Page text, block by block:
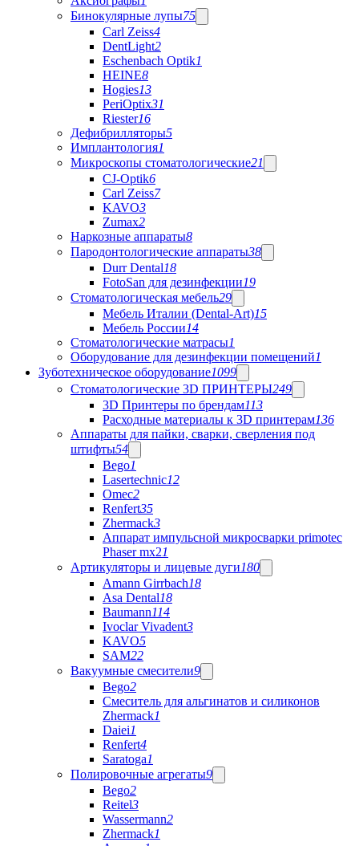
Бинокулярные лупы75
Carl Zeiss4
DentLight2
Eschenbach Optik1
HEINE8
Hogies13
PeriOptix31
Riester16
Дефибрилляторы5
Имплантология1
Микроскопы стоматологические21
CJ-Optik6
Carl Zeiss7
KAVO3
Zumax2
Наркозные аппараты8
Пародонтологические аппараты38
Durr Dental18
FotoSan для дезинфекции19
Стоматологическая мебель29
Мебель Италии (Dental-Art)15
Мебель России14
Стоматологические матрасы1
Оборудование для дезинфекции помещений1
Зуботехническое оборудование1099
Стоматологические 3D ПРИНТЕРЫ249
3D Принтеры по брендам113
Расходные материалы к 3D принтерам136
Аппараты для пайки, сварки, сверления под
штифты54
Bego1
Lasertechnic12
Omec2
Renfert35
Zhermack3
Аппарат импульсной микросварки primotec
Phaser mx21
Артикуляторы и лицевые дуги180
Amann Girrbach18
Asa Dental18
Baumann114
Ivoclar Vivadent3
KAVO5
SAM22
Вакуумные смесители9
Bego2
Cмеситель для альгинатов и силиконов
Zhermack1
Daiei1
Renfert4
Saratoga1
Полировочные агрегаты9
Bego2
Reitel3
Wassermann2
Zhermack1